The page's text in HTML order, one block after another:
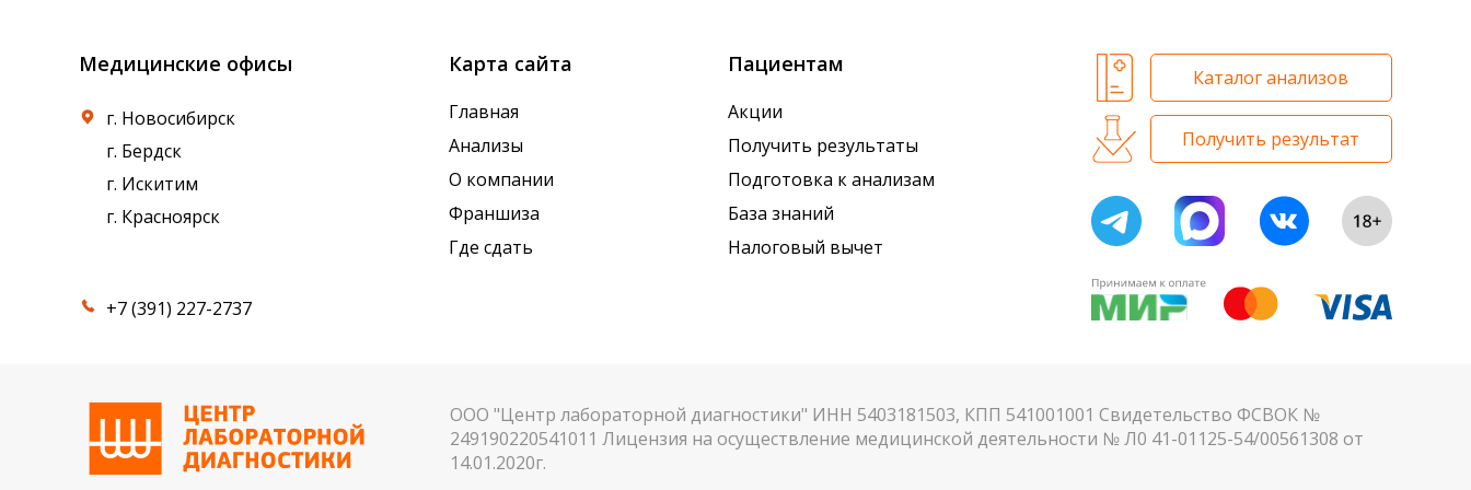
Медицинские офисы
г. Новосибирск
г. Бердск
г. Искитим
г. Красноярск
+7 (391) 227-2737
Карта сайта
Главная
Анализы
О компании
Франшиза
Где сдать
Пациентам
Акции
Получить результаты
Подготовка к анализам
База знаний
Налоговый вычет
Каталог анализов
Получить результат
ООО "Центр лабораторной диагностики" ИНН 5403181503, КПП 541001001 Свидетельство ФСВОК №
249190220541011 Лицензия на осуществление медицинской деятельности № Л0 41-01125-54/00561308 от
14.01.2020г.